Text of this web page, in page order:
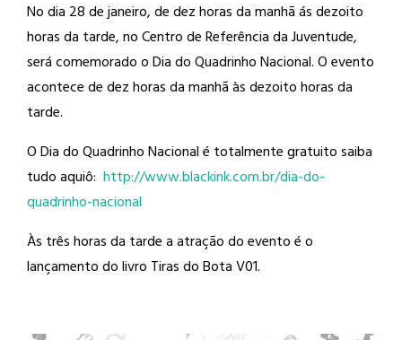
No dia 28 de janeiro, de dez horas damanhã ás dezoito
horas da tarde, no Centro de Referência da Juventude,
será comemorado o Dia do Quadrinho Nacional. O evento
acontece de dez horas da manhã às dezoito horas da
tarde.
O Dia do Quadrinho Nacional é totalmente gratuito saiba
tudo aquiô: http://www.blackink.com.br/dia-do-
quadrinho-nacional
Às três horas da tarde a atração do evento é o
lançamento do livro Tiras do Bota V01.